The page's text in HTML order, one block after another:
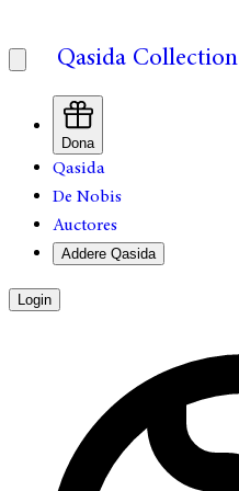
Qasida Collection
Dona
Qasida
De Nobis
Auctores
Addere Qasida
Login